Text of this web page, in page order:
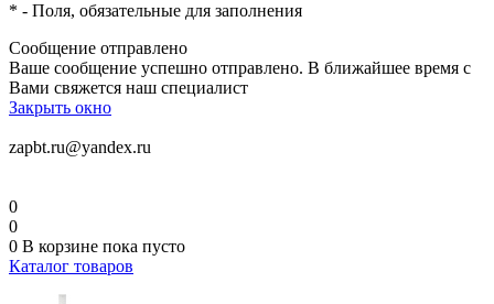
* - Поля, обязательные для заполнения
Сообщение отправлено
Ваше сообщение успешно отправлено. В ближайшее время с
Вами свяжется наш специалист
Закрыть окно
zapbt.ru@yandex.ru
0
0
0 В корзине пока пусто
Каталог товаров